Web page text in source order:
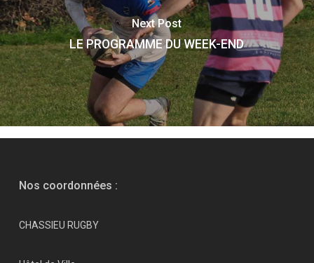
Next Post
LE PROGRAMME DU WEEK-END
Nos coordonnées :
CHASSIEU RUGBY